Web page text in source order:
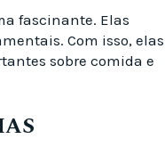
fascinante. Elas
Com isso, elas
sobre comida e